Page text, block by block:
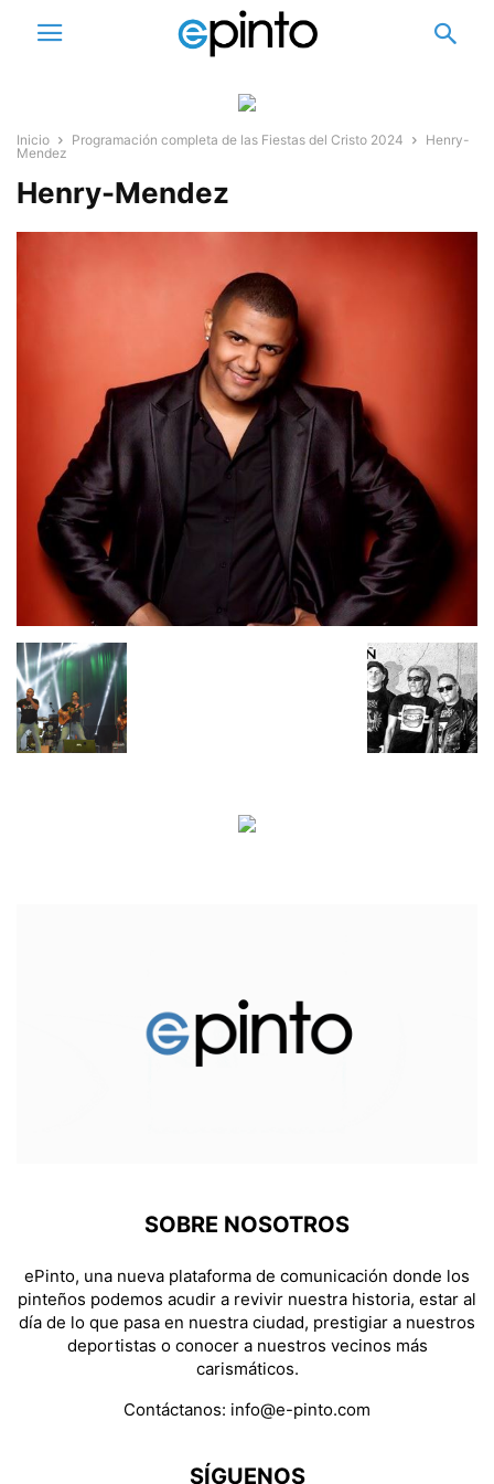
Inicio Programación completa de las Fiestas del Cristo 2024
Henry-
Mendez
Henry-Mendez
SOBRE NOSOTROS
ePinto, una nueva plataforma de comunicación donde los
pinteños podemos acudir a revivir nuestra historia, estar al
día de lo que pasa en nuestra ciudad, prestigiar a nuestros
deportistas o conocer a nuestros vecinos más
carismáticos.
Contáctanos: info@e-pinto.com
SÍGUENOS